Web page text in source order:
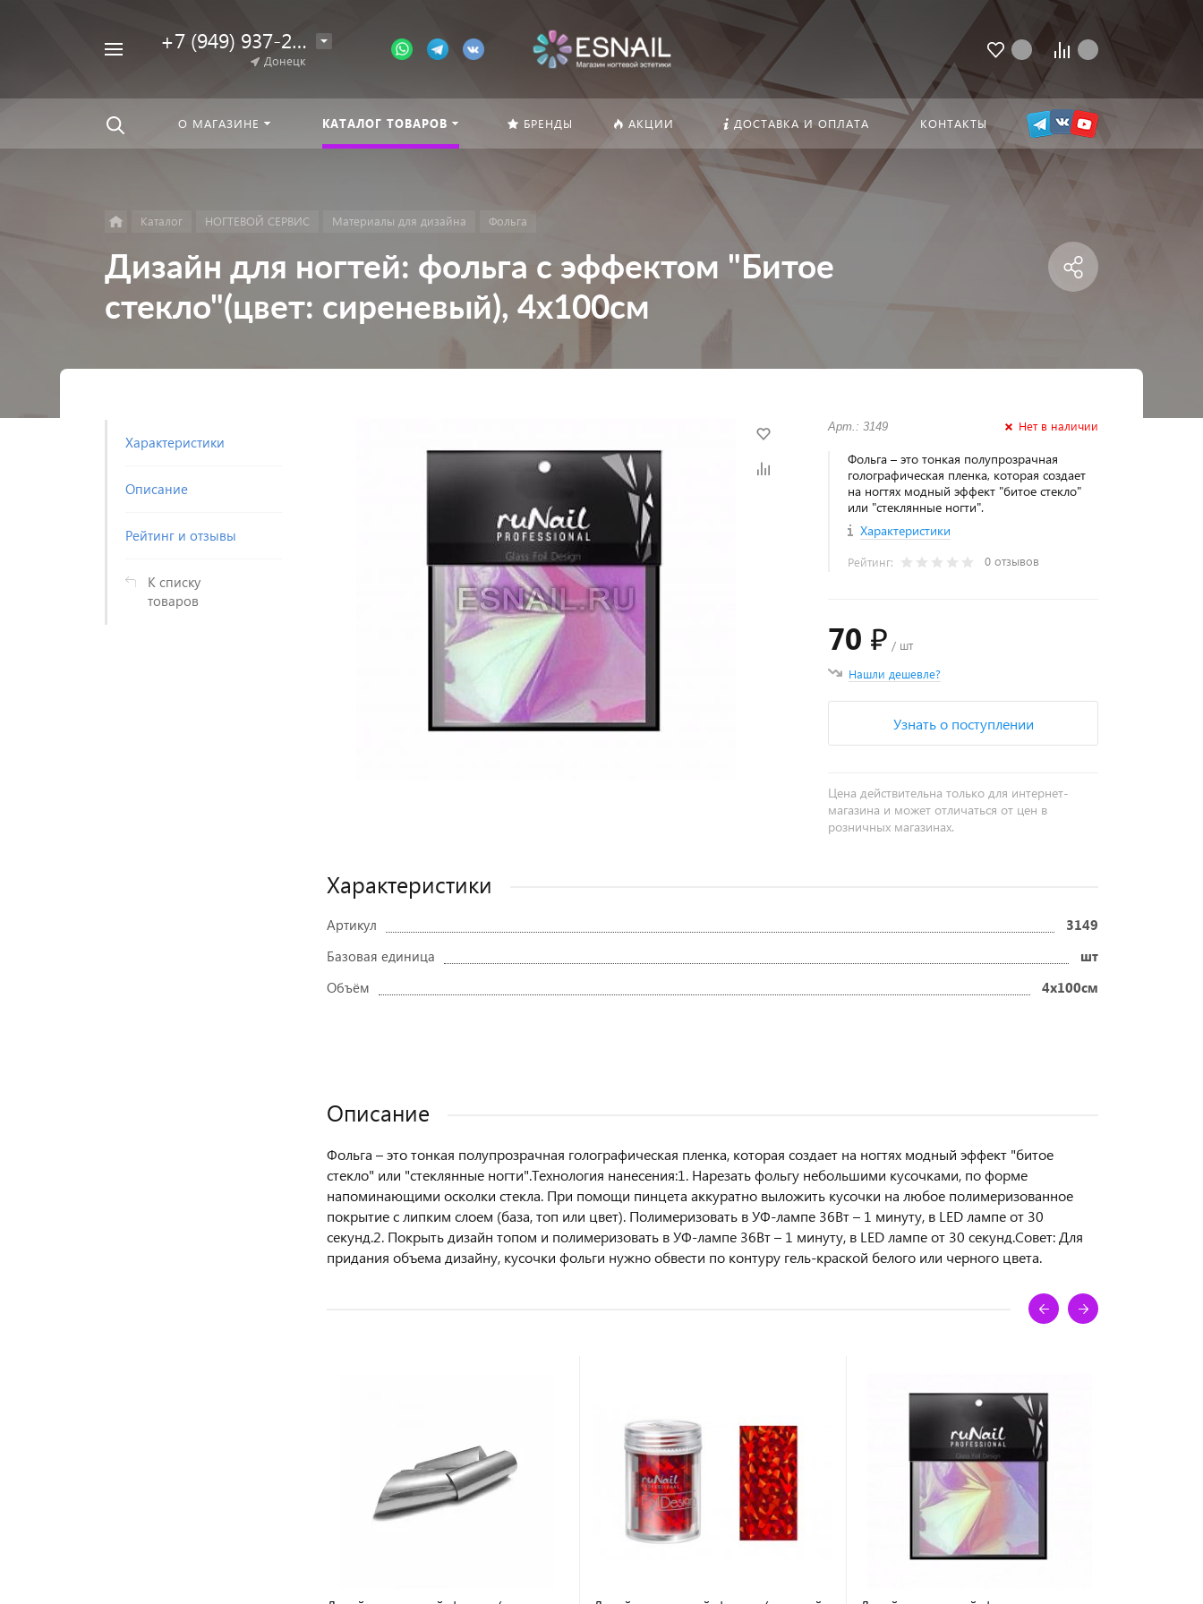
+7 (949) 937-25-64
Донецк
О МАГАЗИНЕ КАТАЛОГ ТОВАРОВ БРЕНДЫ АКЦИИ ДОСТАВКА И ОПЛАТА КОНТАКТЫ
Каталог НОГТЕВОЙ СЕРВИС Материалы для дизайна Фольга
Дизайн для ногтей: фольга с эффектом "Битое
стекло"(цвет: сиреневый), 4х100см
Характеристики
Описание
Рейтинг и отзывы
К списку
товаров
Арт.: 3149 Нет в наличии
Фольга – это тонкая полупрозрачная
голографическая пленка, которая создает
на ногтях модный эффект "битое стекло"
или "стеклянные ногти".
Характеристики
Рейтинг: 0 отзывов
70 ₽ / шт
Нашли дешевле?
Узнать о поступлении
Цена действительна только для интернет-
магазина и может отличаться от цен в
розничных магазинах.
Характеристики
Артикул
3149
Базовая единица
шт
Объём
4х100см
Описание
Фольга – это тонкая полупрозрачная голографическая пленка, которая создает на ногтях модный эффект "битое
стекло" или "стеклянные ногти".Технология нанесения:1. Нарезать фольгу небольшими кусочками, по форме
напоминающими осколки стекла. При помощи пинцета аккуратно выложить кусочки на любое полимеризованное
покрытие с липким слоем (база, топ или цвет). Полимеризовать в УФ-лампе 36Вт – 1 минуту, в LED лампе от 30
секунд.2. Покрыть дизайн топом и полимеризовать в УФ-лампе 36Вт – 1 минуту, в LED лампе от 30 секунд.Совет: Для
придания объема дизайну, кусочки фольги нужно обвести по контуру гель-краской белого или черного цвета.